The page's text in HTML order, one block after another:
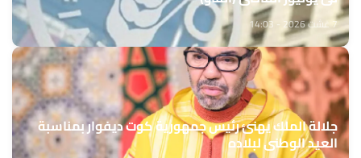
7 غشت 2026 - 14:03
جلالة الملك يهنئ رئيس جمهورية كوت ديفوار بمناسبة
العيد الوطني لبلاده